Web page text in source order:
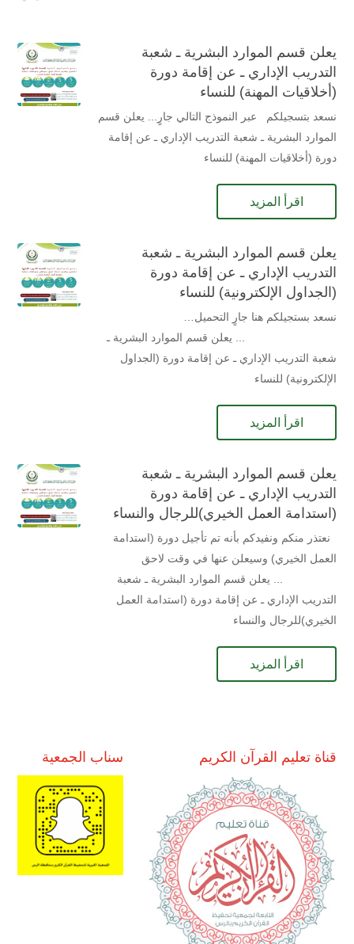
يعلن قسم الموارد البشرية ـ شعبة
التدريب الإداري ـ عن إقامة دورة
(أخلاقيات المهنة) للنساء
نسعد بتسجيلكم عبر النموذج التالي جارٍ... يعلن قسم
الموارد البشرية ـ شعبة التدريب الإداري ـ عن إقامة
دورة (أخلاقيات المهنة) للنساء
اقرأ المزيد
يعلن قسم الموارد البشرية ـ شعبة
التدريب الإداري ـ عن إقامة دورة
(الجداول الإلكترونية) للنساء
نسعد بستجيلكم هنا جارٍ التحميل…
... يعلن قسم الموارد البشرية ـ
شعبة التدريب الإداري ـ عن إقامة دورة (الجداول
الإلكترونية) للنساء
اقرأ المزيد
يعلن قسم الموارد البشرية ـ شعبة
التدريب الإداري ـ عن إقامة دورة
(استدامة العمل الخيري)للرجال والنساء
نعتذر منكم ونفيدكم بأنه تم تأجيل دورة (استدامة
العمل الخيري) وسيعلن عنها في وقت لاحق
... يعلن قسم الموارد البشرية ـ شعبة
التدريب الإداري ـ عن إقامة دورة (استدامة العمل
الخيري)للرجال والنساء
اقرأ المزيد
قناة تعليم القرآن الكريم سناب الجمعية